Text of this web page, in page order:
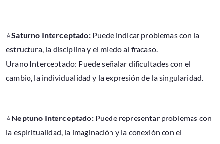
⭐Saturno Interceptado:Puede indicar problemas con la
estructura, la disciplina y el miedo al fracaso.
Urano Interceptado: Puede señalar dificultades con el
cambio, la individualidad y la expresión de la singularidad.
⭐Neptuno Interceptado:Puede representar problemas con
la espiritualidad, la imaginación y la conexión con el